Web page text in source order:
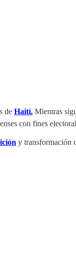
de Haití. Mientras
con fines
y transformación